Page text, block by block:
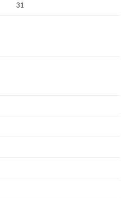
31